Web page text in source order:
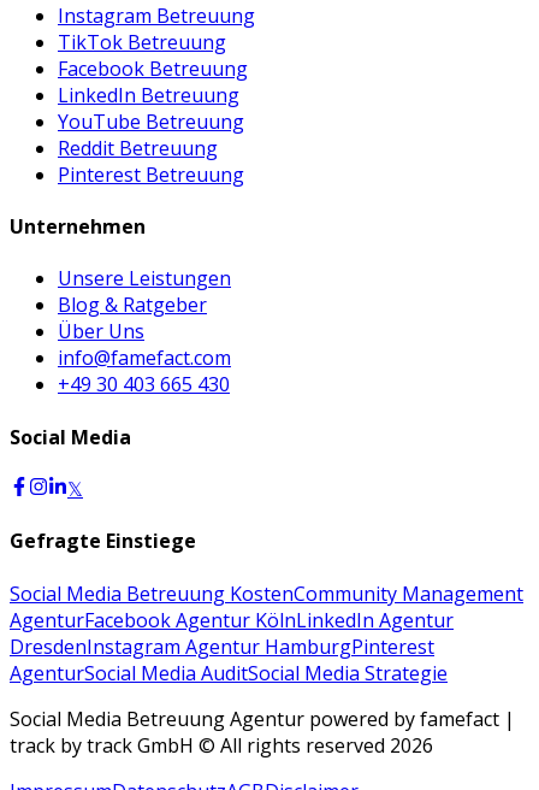
Instagram Betreuung
TikTok Betreuung
Facebook Betreuung
LinkedIn Betreuung
YouTube Betreuung
Reddit Betreuung
Pinterest Betreuung
Unternehmen
Unsere Leistungen
Blog & Ratgeber
Über Uns
info@famefact.com
+49 30 403 665 430
Social Media
𝕏
Gefragte Einstiege
Social Media Betreuung KostenCommunity Management
AgenturFacebook Agentur KölnLinkedIn Agentur
DresdenInstagram Agentur HamburgPinterest
AgenturSocial Media AuditSocial Media Strategie
Social Media Betreuung Agentur powered by famefact |
track by track GmbH © All rights reserved 2026